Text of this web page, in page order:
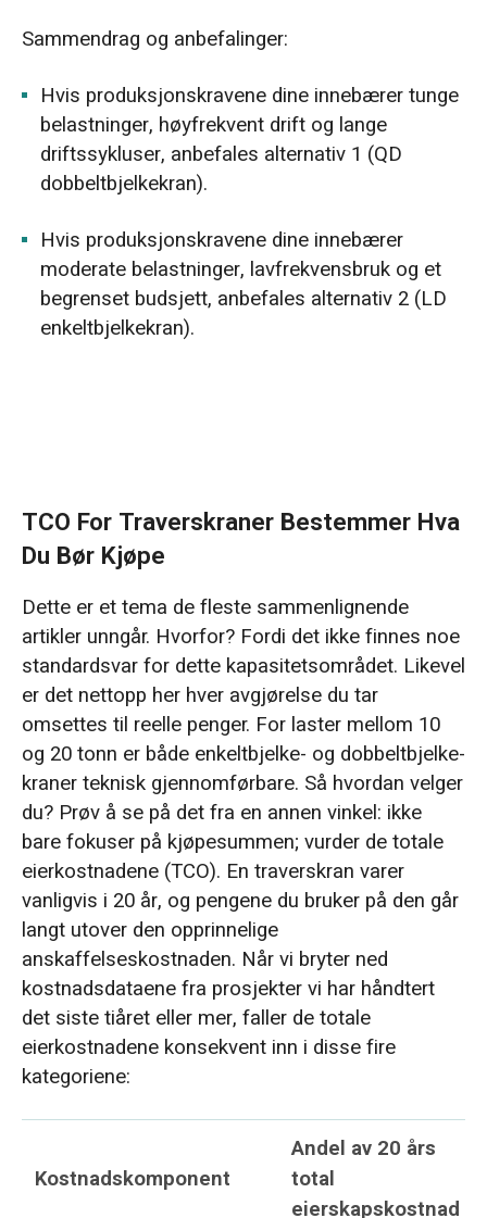
Sammendrag og anbefalinger:
Hvis produksjonskravene dine innebærer tunge
belastninger, høyfrekvent drift og lange
driftssykluser, anbefales alternativ 1 (QD
dobbeltbjelkekran).
Hvis produksjonskravene dine innebærer
moderate belastninger, lavfrekvensbruk og et
begrenset budsjett, anbefales alternativ 2 (LD
enkeltbjelkekran).
TCO For Traverskraner Bestemmer Hva
Du Bør Kjøpe
Dette er et tema de fleste sammenlignende
artikler unngår. Hvorfor? Fordi det ikke finnes noe
standardsvar for dette kapasitetsområdet. Likevel
er det nettopp her hver avgjørelse du tar
omsettes til reelle penger. For laster mellom 10
og 20 tonn er både enkeltbjelke- og dobbeltbjelke-
kraner teknisk gjennomførbare. Så hvordan velger
du? Prøv å se på det fra en annen vinkel: ikke
bare fokuser på kjøpesummen; vurder de totale
eierkostnadene (TCO). En traverskran varer
vanligvis i 20 år, og pengene du bruker på den går
langt utover den opprinnelige
anskaffelseskostnaden. Når vi bryter ned
kostnadsdataene fra prosjekter vi har håndtert
det siste tiåret eller mer, faller de totale
eierkostnadene konsekvent inn i disse fire
kategoriene:
Kostnadskomponent
Andel av 20 års
total
eierskapskostnad